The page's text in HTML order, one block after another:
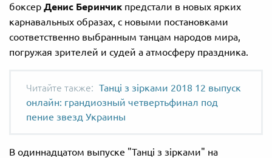
боксер Денис Беринчик предстали в новых ярких
карнавальных образах, с новыми постановками
соответственно выбранным танцам народов мира,
погружая зрителей и судей а атмосферу праздника.
Танці з зірками 2018 12 выпуск
онлайн: грандиозный четвертьфинал под
пение звезд Украины
В одиннадцатом выпуске "Танці з зірками" на